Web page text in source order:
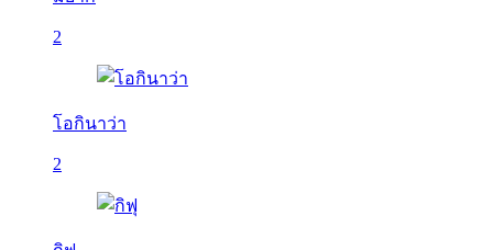
2
โอกินาว่า
2